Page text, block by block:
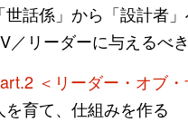
「世話係」から「設計者
／リーダーに与えるべ
＜リーダー・オブ
を育て、仕組みを作る